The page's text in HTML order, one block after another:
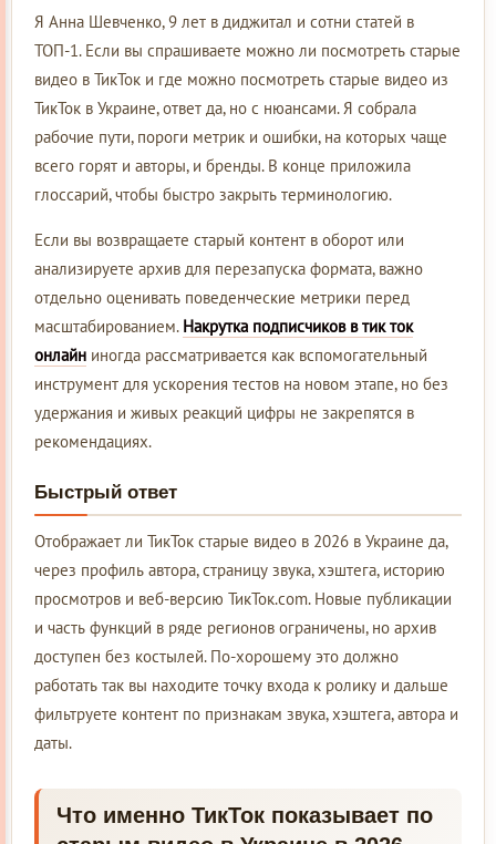
Я Анна Шевченко, 9 лет в диджитал и сотни статей в
ТОП-1. Если вы спрашиваете можно ли посмотреть старые
видео в ТикТок и где можно посмотреть старые видео из
ТикТок в Украине, ответ да, но с нюансами. Я собрала
рабочие пути, пороги метрик и ошибки, на которых чаще
всего горят и авторы, и бренды. В конце приложила
глоссарий, чтобы быстро закрыть терминологию.
Если вы возвращаете старый контент в оборот или
анализируете архив для перезапуска формата, важно
отдельно оценивать поведенческие метрики перед
масштабированием. Накрутка подписчиков в тик ток
онлайн иногда рассматривается как вспомогательный
инструмент для ускорения тестов на новом этапе, но без
удержания и живых реакций цифры не закрепятся в
рекомендациях.
Быстрый ответ
Отображает ли ТикТок старые видео в 2026 в Украине да,
через профиль автора, страницу звука, хэштега, историю
просмотров и веб-версию ТикТок.com. Новые публикации
и часть функций в ряде регионов ограничены, но архив
доступен без костылей. По-хорошему это должно
работать так вы находите точку входа к ролику и дальше
фильтруете контент по признакам звука, хэштега, автора и
даты.
Что именно ТикТок показывает по